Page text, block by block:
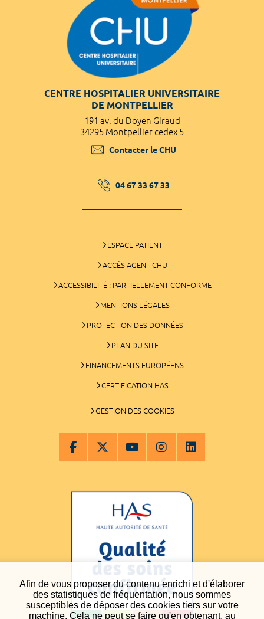
Afin de vous proposer du contenu enrichi et d'élaborer
des statistiques de fréquentation, nous sommes
susceptibles de déposer des cookies tiers sur votre
machine. Cela ne peut se faire qu'en obtenant, au
CENTRE HOSPITALIER UNIVERSITAIRE
DE MONTPELLIER
191 av. du Doyen Giraud
34295 Montpellier cedex 5
Contacter le CHU
04 67 33 67 33
ESPACE PATIENT
ACCÈS AGENT CHU
ACCESSIBILITÉ : PARTIELLEMENT CONFORME
MENTIONS LÉGALES
PROTECTION DES DONNÉES
PLAN DU SITE
FINANCEMENTS EUROPÉENS
CERTIFICATION HAS
GESTION DES COOKIES